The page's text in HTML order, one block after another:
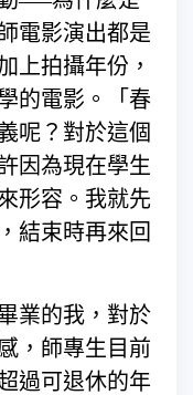
電影演出都是
上拍攝年份，
的電影。「春
呢？對於這個
因為現在學生
形容。我就先
結束時再來回
業的我，對於
，師專生目前
過可退休的年